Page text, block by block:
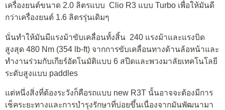
เครื่องยนต์ขนาด 2.0 ลิตรแบบ Clio R3 แบบ Turbo เพื่อให้มันดี
กว่าเครื่องยนต์ 1.6 ลิตรรุ่นเดิมๆ
นั่นทำให้มันมีแรงม้าขับเคลื่อนทั้งสิ้น 240 แรงม้าและแรงบิด
สูงสุด 480 Nm (354 lb-ft) จากการขับเคลื่อนทางด้านล้อหน้าและ
ทำงานร่วมกับเกียร์อัตโนมัติแบบ 6 สปีดและพวงมาลัยเทคโนโลยี
ระดับสูงแบบ paddles
แต่หนึ่งสิ่งที่ต้องระวังก็คือรถแบบ new R3T นั้นอาจจะต้องมีการ
เช็คระยะทางและการบำรุงรักษาที่บ่อยขึ้นเนื่องจากมันพัฒนามา